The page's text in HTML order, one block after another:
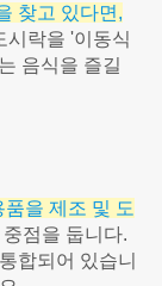
찾고 있다면,
시락을 '이동식
음식을 즐길
을 제조 및 도
점을 둡니다.
합되어 있습니